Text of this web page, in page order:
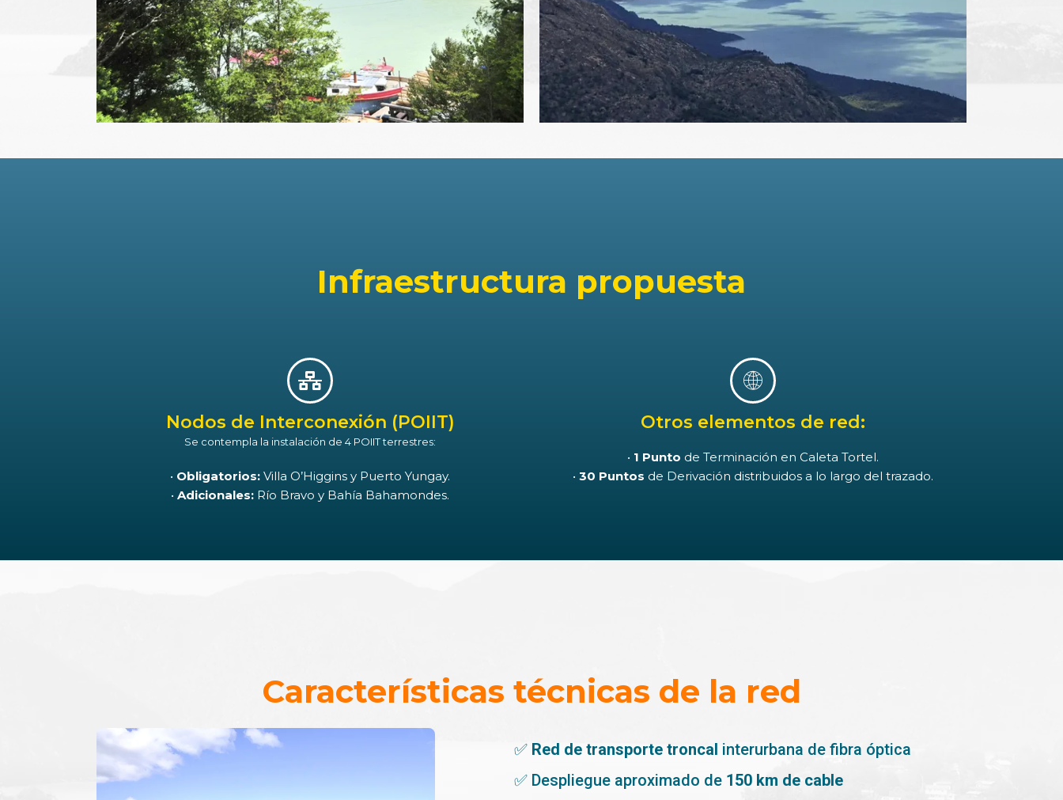
Infraestructura propuesta
Nodos de Interconexión (POIIT)
Se contempla la instalación de 4 POIIT terrestres:
• Obligatorios: Villa O’Higgins y Puerto Yungay.
• Adicionales: Río Bravo y Bahía Bahamondes.
Otros elementos de red:
• 1 Punto de Terminación en Caleta Tortel.
• 30 Puntos de Derivación distribuidos a lo largo del trazado.
Características técnicas de la red
✅ Red de transporte troncal interurbana de fibra óptica
✅ Despliegue aproximado de 150 km de cable